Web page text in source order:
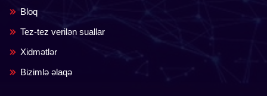
Bloq
Tez-tez verilən suallar
Xidmətlər
Bizimlə əlaqə